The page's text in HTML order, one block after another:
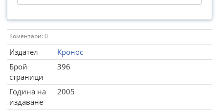
Коментари: 0
Издател
Кронос
Брой
страници
396
Година на
издаване
2005